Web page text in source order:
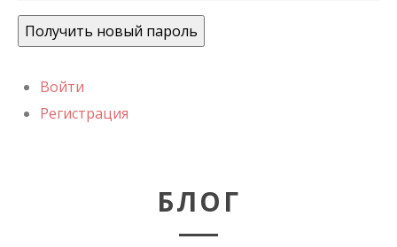
Получить новый пароль
Войти
Регистрация
БЛОГ